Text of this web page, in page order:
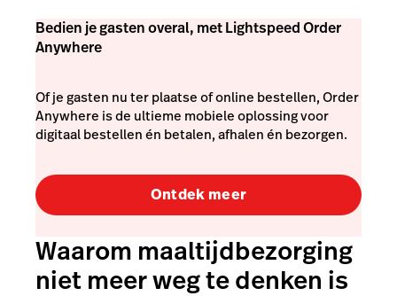
Bedien je gasten overal, met Lightspeed Order
Anywhere
Of je gasten nu ter plaatse of online bestellen, Order
Anywhere is de ultieme mobiele oplossing voor
digitaal bestellen én betalen, afhalen én bezorgen.
Ontdek meer
Waarom maaltijdbezorging
niet meer weg te denken is